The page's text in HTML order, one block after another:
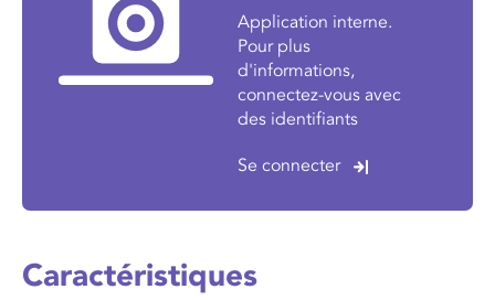
Application interne.
Pour plus
d'informations,
connectez-vous avec
des identifiants
Se connecter
Caractéristiques